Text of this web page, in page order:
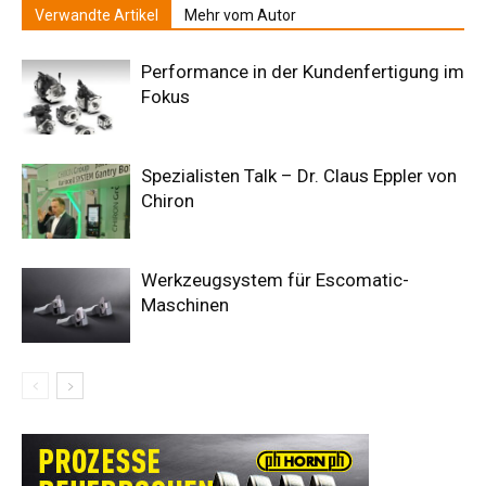
Verwandte Artikel Mehr vom Autor
Performance in der Kundenfertigung im
Fokus
Spezialisten Talk – Dr. Claus Eppler von
Chiron
Werkzeugsystem für Escomatic-
Maschinen